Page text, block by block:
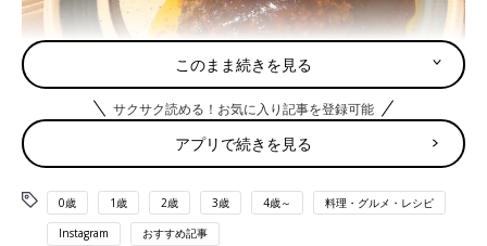
izakayafufu22さんがセブンイレブンで購入したのは金のハンバ
ーグです。ジューシーでボリューミーなハンバーグはお子さんか
このまま続きを見る
サクサク読める！お気に入り記事を登録可能
アプリで続きを見る
0歳 1歳 2歳 3歳 4歳～ 料理・グルメ・レシピ
Instagram おすすめ記事